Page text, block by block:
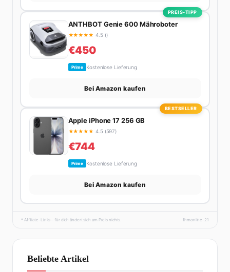
PREIS-TIPP
ANTHBOT Genie 600 Mähroboter
★★★★★ 4.5 ()
€450
Prime Kostenlose Lieferung
Bei Amazon kaufen
BESTSELLER
Apple iPhone 17 256 GB
★★★★★ 4.5 (597)
€744
Prime Kostenlose Lieferung
Bei Amazon kaufen
* Affiliate-Links – für dich ändert sich am Preis nichts. fhmonline-21
Beliebte Artikel